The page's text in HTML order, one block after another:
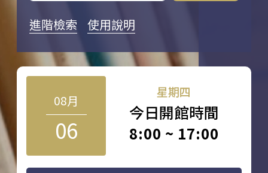
進階檢索 使用說明
08月
06
星期四
今日開館時間
8:00 ~ 17:00